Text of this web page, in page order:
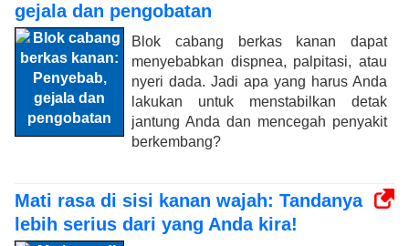
gejala dan pengobatan
Blok cabang berkas kanan dapat
menyebabkan dispnea, palpitasi, atau
nyeri dada. Jadi apa yang harus Anda
lakukan untuk menstabilkan detak
jantung Anda dan mencegah penyakit
berkembang?
Mati rasa di sisi kanan wajah: Tandanya
lebih serius dari yang Anda kira!